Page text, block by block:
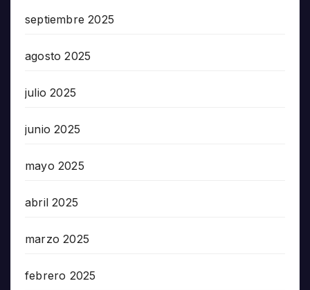
septiembre 2025
agosto 2025
julio 2025
junio 2025
mayo 2025
abril 2025
marzo 2025
febrero 2025